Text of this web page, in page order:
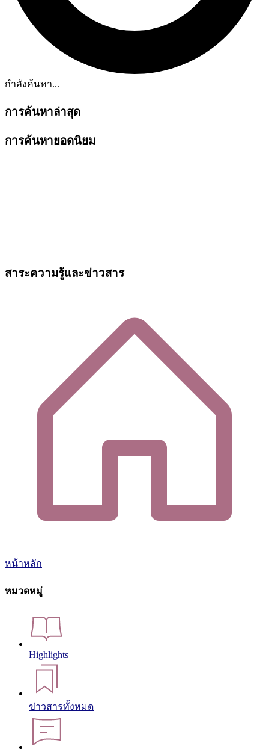
กำลังค้นหา...
การค้นหาล่าสุด
การค้นหายอดนิยม
สาระความรู้และข่าวสาร
หน้าหลัก
หมวดหมู่
Highlights
ข่าวสารทั้งหมด